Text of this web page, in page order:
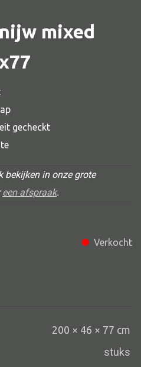
mixed
gecheckt
bekijken in onze grote
een afspraak.
Verkocht
200 × 46 × 77 cm
stuks